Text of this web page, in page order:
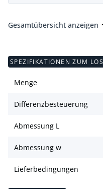
Gesamtübersicht anzeigen
SPEZIFIKATIONEN ZUM LOS
Menge
Differenzbesteuerung
Abmessung L
Abmessung w
Lieferbedingungen